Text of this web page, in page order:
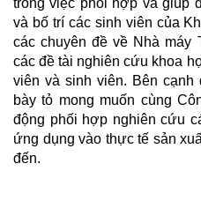
và bố trí các sinh viên của
các chuyên đề về Nhà máy
các đề tài nghiên cứu khoa
viên và sinh viên. Bên cạnh
bày tỏ mong muốn cùng
động phối hợp nghiên cứu
ứng dụng vào thực tế sản
đến.